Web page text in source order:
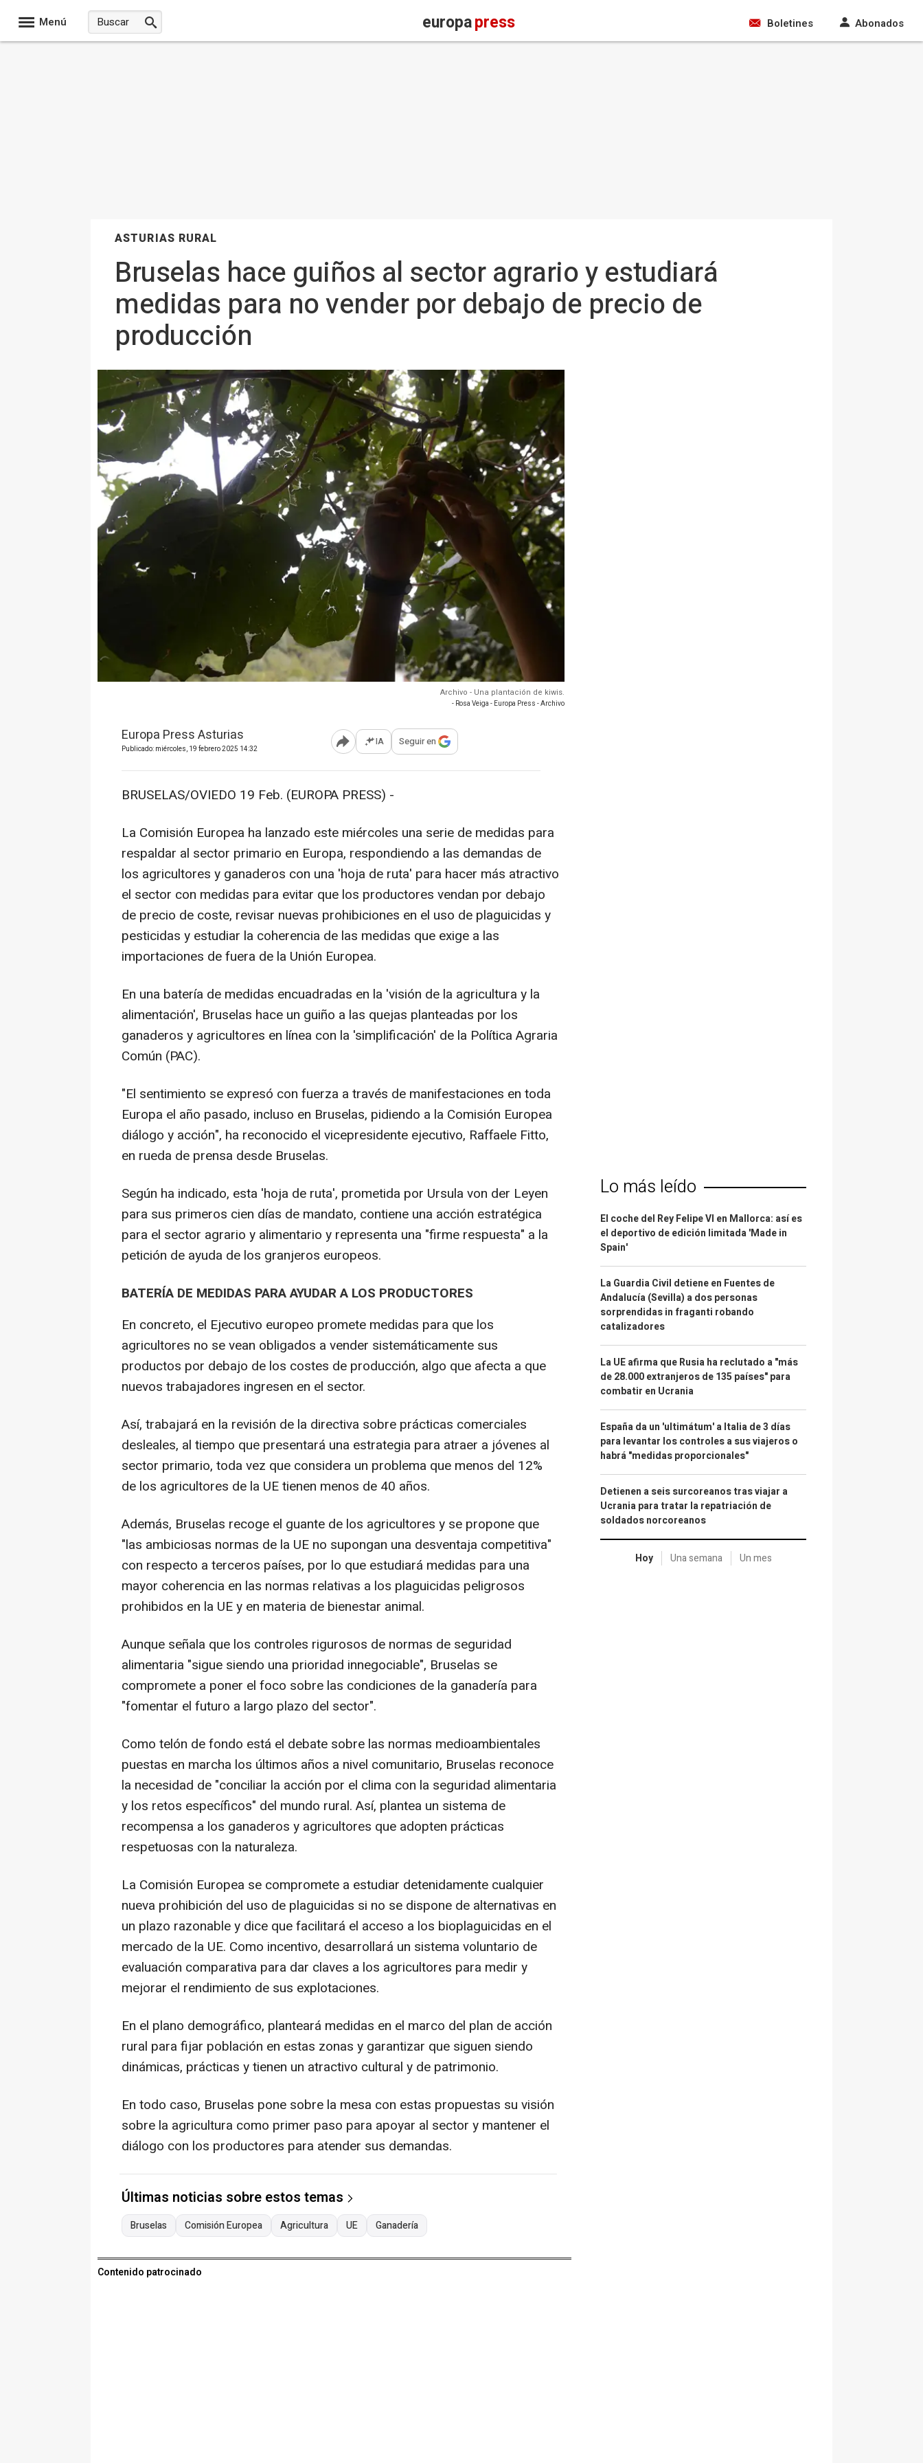
Menú europapress Boletines Abonados
ASTURIAS RURAL
Bruselas hace guiños al sector agrario y estudiará
medidas para no vender por debajo de precio de
producción
Archivo - Una plantación de kiwis.
- Rosa Veiga - Europa Press - Archivo
Europa Press Asturias
Publicado: miércoles, 19 febrero 2025 14:32 Abrir opciones para compartir
IA Seguir en
BRUSELAS/OVIEDO 19 Feb. (EUROPA PRESS) -
La Comisión Europea ha lanzado este miércoles una serie de medidas para
respaldar al sector primario en Europa, respondiendo a las demandas de
los agricultores y ganaderos con una 'hoja de ruta' para hacer más atractivo
el sector con medidas para evitar que los productores vendan por debajo
de precio de coste, revisar nuevas prohibiciones en el uso de plaguicidas y
pesticidas y estudiar la coherencia de las medidas que exige a las
importaciones de fuera de la Unión Europea.
En una batería de medidas encuadradas en la 'visión de la agricultura y la
alimentación', Bruselas hace un guiño a las quejas planteadas por los
ganaderos y agricultores en línea con la 'simplificación' de la Política Agraria
Común (PAC).
"El sentimiento se expresó con fuerza a través de manifestaciones en toda
Europa el año pasado, incluso en Bruselas, pidiendo a la Comisión Europea
diálogo y acción", ha reconocido el vicepresidente ejecutivo, Raffaele Fitto,
en rueda de prensa desde Bruselas.
Según ha indicado, esta 'hoja de ruta', prometida por Ursula von der Leyen
para sus primeros cien días de mandato, contiene una acción estratégica
para el sector agrario y alimentario y representa una "firme respuesta" a la
petición de ayuda de los granjeros europeos.
BATERÍA DE MEDIDAS PARA AYUDAR A LOS PRODUCTORES
En concreto, el Ejecutivo europeo promete medidas para que los
agricultores no se vean obligados a vender sistemáticamente sus
productos por debajo de los costes de producción, algo que afecta a que
nuevos trabajadores ingresen en el sector.
Así, trabajará en la revisión de la directiva sobre prácticas comerciales
desleales, al tiempo que presentará una estrategia para atraer a jóvenes al
sector primario, toda vez que considera un problema que menos del 12%
de los agricultores de la UE tienen menos de 40 años.
Además, Bruselas recoge el guante de los agricultores y se propone que
"las ambiciosas normas de la UE no supongan una desventaja competitiva"
con respecto a terceros países, por lo que estudiará medidas para una
mayor coherencia en las normas relativas a los plaguicidas peligrosos
prohibidos en la UE y en materia de bienestar animal.
Aunque señala que los controles rigurosos de normas de seguridad
alimentaria "sigue siendo una prioridad innegociable", Bruselas se
compromete a poner el foco sobre las condiciones de la ganadería para
"fomentar el futuro a largo plazo del sector".
Como telón de fondo está el debate sobre las normas medioambientales
puestas en marcha los últimos años a nivel comunitario, Bruselas reconoce
la necesidad de "conciliar la acción por el clima con la seguridad alimentaria
y los retos específicos" del mundo rural. Así, plantea un sistema de
recompensa a los ganaderos y agricultores que adopten prácticas
respetuosas con la naturaleza.
La Comisión Europea se compromete a estudiar detenidamente cualquier
nueva prohibición del uso de plaguicidas si no se dispone de alternativas en
un plazo razonable y dice que facilitará el acceso a los bioplaguicidas en el
mercado de la UE. Como incentivo, desarrollará un sistema voluntario de
evaluación comparativa para dar claves a los agricultores para medir y
mejorar el rendimiento de sus explotaciones.
En el plano demográfico, planteará medidas en el marco del plan de acción
rural para fijar población en estas zonas y garantizar que siguen siendo
dinámicas, prácticas y tienen un atractivo cultural y de patrimonio.
En todo caso, Bruselas pone sobre la mesa con estas propuestas su visión
sobre la agricultura como primer paso para apoyar al sector y mantener el
diálogo con los productores para atender sus demandas.
Últimas noticias sobre estos temas
Bruselas Comisión Europea Agricultura UE Ganadería
Contenido patrocinado
Lo más leído
El coche del Rey Felipe VI en Mallorca: así es
el deportivo de edición limitada 'Made in
Spain'
La Guardia Civil detiene en Fuentes de
Andalucía (Sevilla) a dos personas
sorprendidas in fraganti robando
catalizadores
La UE afirma que Rusia ha reclutado a "más
de 28.000 extranjeros de 135 países" para
combatir en Ucrania
España da un 'ultimátum' a Italia de 3 días
para levantar los controles a sus viajeros o
habrá "medidas proporcionales"
Detienen a seis surcoreanos tras viajar a
Ucrania para tratar la repatriación de
soldados norcoreanos
Hoy Una semana Un mes